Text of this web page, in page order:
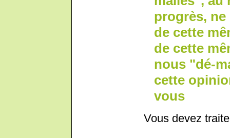
progrès,
de cette
de cette
nous "dé-
cette
vous
Vous devez